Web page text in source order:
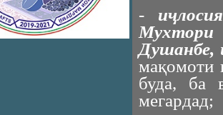
-
Мухтори
Душанбе,
мақомоти
буда, ба
мегардад;